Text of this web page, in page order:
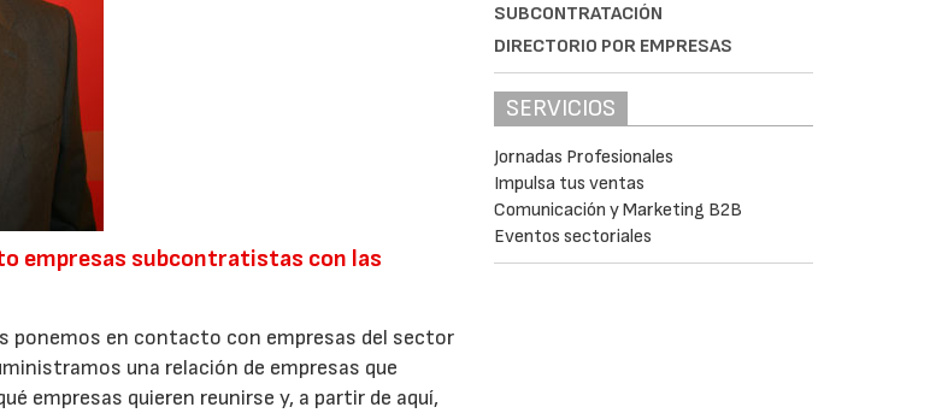
empresas subcontratistas con las
ponemos en contacto con empresas del sector
una relación de empresas que
empresas quieren reunirse y, a partir de aquí,
SUBCONTRATACIÓN
DIRECTORIO POR EMPRESAS
SERVICIOS
Jornadas Profesionales
Impulsa tus ventas
Comunicación y Marketing B2B
Eventos sectoriales